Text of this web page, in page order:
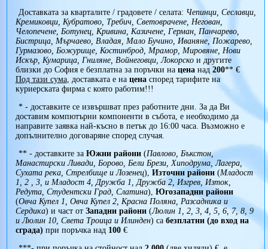
Доставката за кварталите / градовете / селата: Чепинци, Сеславци,
Кремиковци, Кубратово, Требич, Световрачене, Негован,
Челопечене, Ботунец, Кривина, Казичене, Герман, Панчарево,
Бистрица, Мърчаево, Владая, Мало Бучино, Иваняне, Пожарево,
Гурмазово, Божурище, Костинброд, Мрамор, Мировяне, Нови
Искър, Кумарица, Гниляне, Войнеговци, Локорскои другите
близки до София е безплатна за поръчки на ценанад 200** €
Под тази сума, доставката е на ценаспоред тарифите на
куриерската фирма с която работим!!!
* - доставките се извършват през работните дни. За да Ви
доставим компютърни компоненти в събота, е необходимо да
направите заявка най-късно в петък до 16:00 часа. Възможно е
допълнително договаряне според случая.
** - доставките за Южни райони(Павлово, Бъкстон,
Манастирски Ливади, Борово, Бели Брези, Хиподрума, Лагера,
Сухата река, Стрелбище и Лозенец), Източни райони(Младост
1, 2 , 3, и Младост 4, Дружба 1, Дружба 2, Изгрев, Изток,
Редута, Студентски Град, Слатина), Югозападни райони
(Овча Купел 1, Овча Купел 2, Красна Поляна, Разсадника и
Сердика) и част от Западни райони(Люлин 1, 2, 3, 4, 5, 6, 7, 8, 9
и Люлин 10, Света Троица и Илинден) са безплатни (до вход на
сграда) при поръчка над 100€